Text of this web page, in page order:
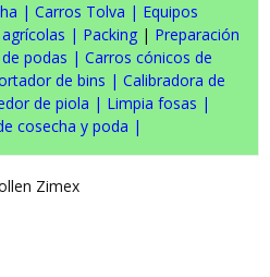
| Carros Tolva | Equipos
| Packing | Preparación
podas | Carros cónicos de
de bins | Calibradora de
de piola | Limpia fosas |
cosecha y poda |